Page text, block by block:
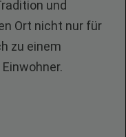
und
Ort nicht nur für
zu einem